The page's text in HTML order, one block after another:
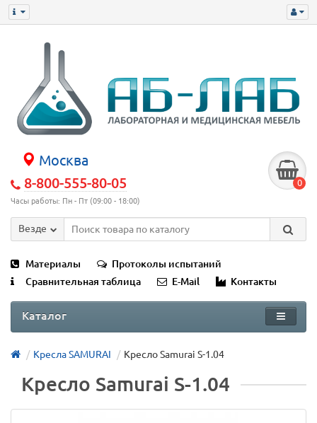
Москва
8-800-555-80-05
Часы работы: Пн - Пт (09:00 - 18:00)
0
Везде
Материалы
Протоколы испытаний
Сравнительная таблица
E-Mail Контакты
Каталог
Кресла SAMURAI Кресло Samurai S-1.04
Кресло Samurai S-1.04